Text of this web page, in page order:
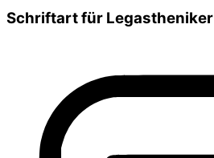
Schriftart für Legastheniker